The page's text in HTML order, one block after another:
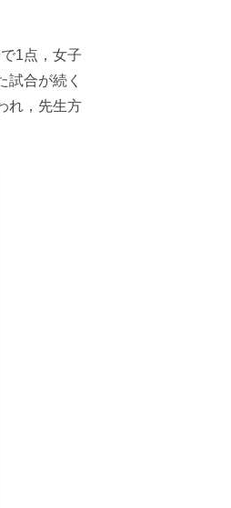
1点，女子
試合が続く
れ，先生方